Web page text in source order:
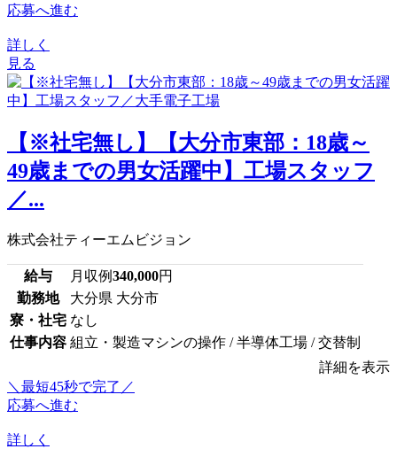
応募へ進む
詳しく
見る
【※社宅無し】【大分市東部：18歳～
49歳までの男女活躍中】工場スタッフ
／...
株式会社ティーエムビジョン
給与 月収例340,000円
勤務地
大分県 大分市
寮・社宅 なし
仕事内容 組立・製造マシンの操作 / 半導体工場 / 交替制
詳細を表示
＼最短45秒で完了／
応募へ進む
詳しく